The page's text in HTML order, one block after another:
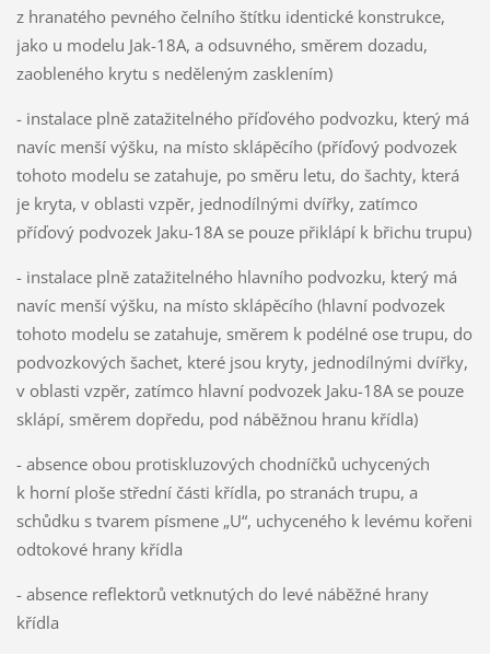
z hranatého pevného čelního štítku identické konstrukce,
jako u modelu Jak-18A, a odsuvného, směrem dozadu,
zaobleného krytu s neděleným zasklením)
- instalace plně zatažitelného příďového podvozku, který má
navíc menší výšku, na místo sklápěcího (příďový podvozek
tohoto modelu se zatahuje, po směru letu, do šachty, která
je kryta, v oblasti vzpěr, jednodílnými dvířky, zatímco
příďový podvozek Jaku-18A se pouze přiklápí k břichu trupu)
- instalace plně zatažitelného hlavního podvozku, který má
navíc menší výšku, na místo sklápěcího (hlavní podvozek
tohoto modelu se zatahuje, směrem k podélné ose trupu, do
podvozkových šachet, které jsou kryty, jednodílnými dvířky,
v oblasti vzpěr, zatímco hlavní podvozek Jaku-18A se pouze
sklápí, směrem dopředu, pod náběžnou hranu křídla)
- absence obou protiskluzových chodníčků uchycených
k horní ploše střední části křídla, po stranách trupu, a
schůdku s tvarem písmene „U“, uchyceného k levému kořeni
odtokové hrany křídla
- absence reflektorů vetknutých do levé náběžné hrany
křídla